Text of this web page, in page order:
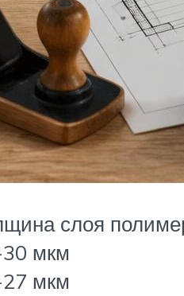
слоя
мкм
мкм